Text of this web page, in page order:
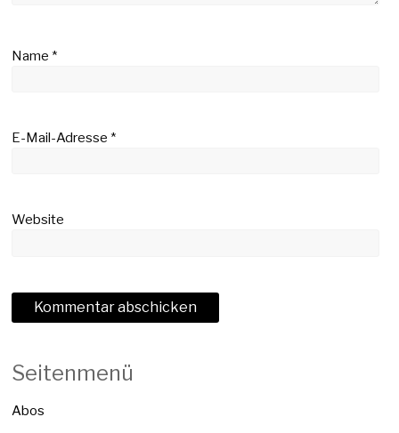
Name*
E-Mail-Adresse*
Website
Seitenmenü
Abos